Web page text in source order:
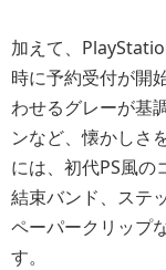
加えて、
時に予約受付が開
わせるグレーが基
ンなど、懐かしさ
には、初代PS風
結束バンド、ステ
ペーパークリップ
す。